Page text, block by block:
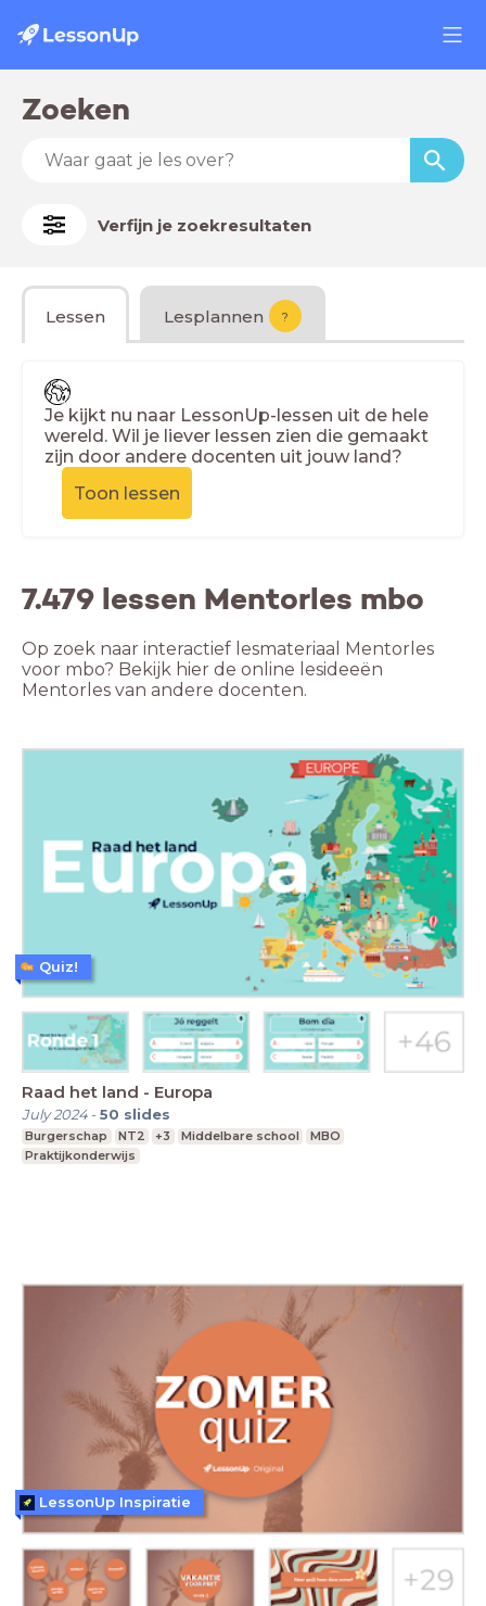
Zoeken
Verfijn je zoekresultaten
Lessen Lesplannen ?
Je kijkt nu naar LessonUp-lessen uit de hele
wereld. Wil je liever lessen zien die gemaakt
zijn door andere docenten uit jouw land?
Toon lessen
7.479 lessen Mentorles mbo
Op zoek naar interactief lesmateriaal Mentorles
voor mbo? Bekijk hier de online lesideeën
Mentorles van andere docenten.
Raad het land - Europa
July 2024-50 slides
Burgerschap NT2 +3 Middelbare school
MBO
Praktijkonderwijs
Quiz!
LessonUp Inspiratie